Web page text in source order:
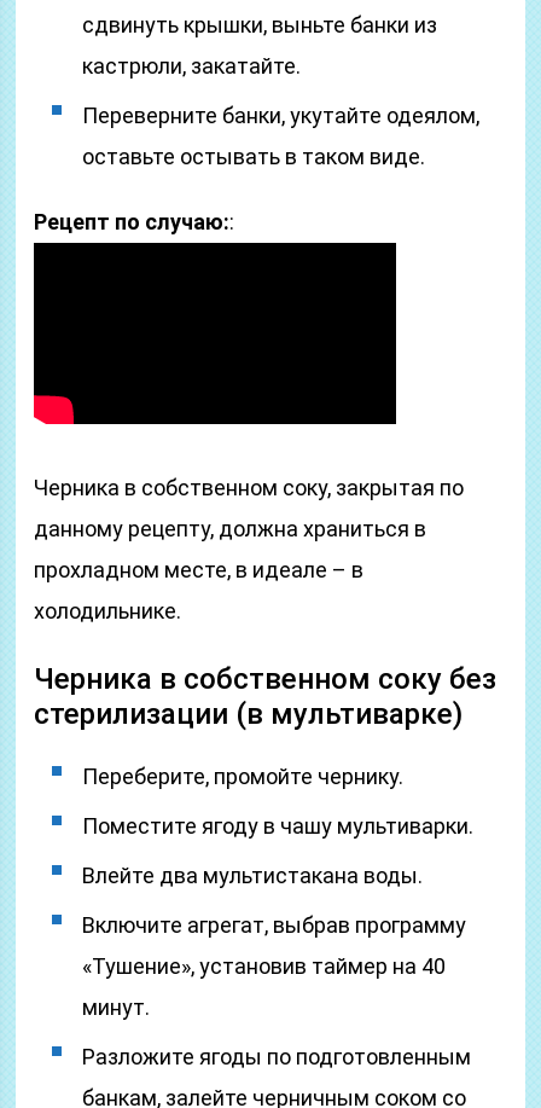
сдвинуть крышки, выньте банки из
кастрюли, закатайте.
Переверните банки, укутайте одеялом,
оставьте остывать в таком виде.
Рецепт по случаю::
Черника в собственном соку, закрытая по
данному рецепту, должна храниться в
прохладном месте, в идеале – в
холодильнике.
Черника в собственном соку без
стерилизации (в мультиварке)
Переберите, промойте чернику.
Поместите ягоду в чашу мультиварки.
Влейте два мультистакана воды.
Включите агрегат, выбрав программу
«Тушение», установив таймер на 40
минут.
Разложите ягоды по подготовленным
банкам, залейте черничным соком со